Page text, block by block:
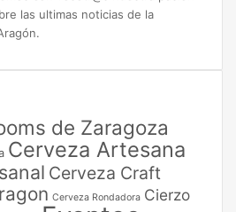
las ultimas noticias de la
de Zaragoza
Cerveza Artesana
Cerveza Craft
Cerveza Rondadora Cierzo